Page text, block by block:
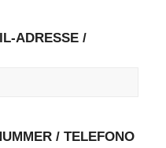
ADRESSE /
/ TELEFONO